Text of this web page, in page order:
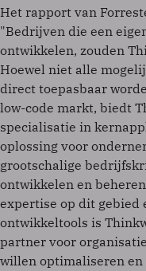
Het rapport van
"Bedrijven die een
ontwikkelen, zouden
Hoewel niet alle
direct toepasbaar
low-code markt, biedt
specialisatie in
oplossing voor
grootschalige
ontwikkelen en
expertise op dit gebied
ontwikkeltools is
partner voor
willen optimaliseren